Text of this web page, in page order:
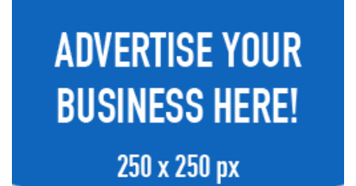
চিকিৎসা সহায়তার আকুতি, সর্বস্ব হারিয়ে
দিশেহারা পরিবার
গঙ্গাচড়ায় ১০০ বোতল মাদকসহ আটক ২,
মামলা দায়েরের প্রস্তুতি
শতকোটি টাকার দুর্নীতির অভিযোগে অভিযুক্ত